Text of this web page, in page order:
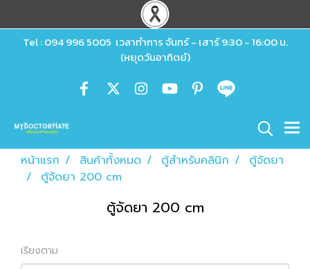
Tel : 094 996 5005 เวลาทำการ จันทร์ - เสาร์ 9:30 - 16:00 น.
(หยุดวันอาทิตย์)
หน้าแรก สินค้าทั้งหมด ตู้สำหรับคลินิก
ตู้จัดยา
ตู้จัดยา 200 cm
ตู้จัดยา 200 cm
เรียงตาม